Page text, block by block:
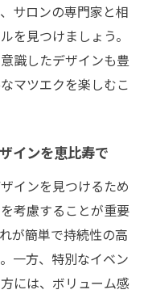
サロンの専門家と相
を見つけましょう。
識したデザインも豊
マツエクを楽しむこ
インを恵比寿で
インを見つけるため
考慮することが重要
が簡単で持続性の高
一方、特別なイベン
には、ボリューム感